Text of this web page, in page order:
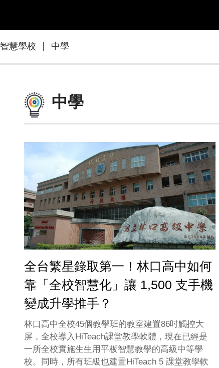
智慧學校 中學
中學
全台繁星錄取第一！林口高中如何
靠「全校智慧化」讓 1,500 支手機
變成升學推手？
林口高中全校45個教學班的教室建置86吋觸控大
屏，全校導入HiTeach課堂教學軟體，現在已經是
一所全校實施生生用平板智慧教學的高級中等學
校。同時，所有班級也建置HiTeach 5 課堂教學軟